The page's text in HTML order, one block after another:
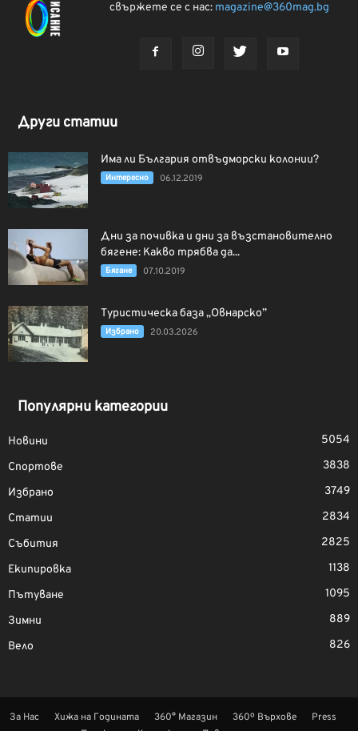
свържете се с нас: magazine@360mag.bg
Други статии
Има ли България отвъдморски колонии?
Интерeсно 06.12.2019
Дни за почивка и дни за възстановително
бягене: Какво трябва да...
Бягане 07.10.2019
Туристическа база „Овнарско”
Избрано 20.03.2026
Популярни категории
Новини
5054
Спортове
3838
Избрано
3749
Статии
2834
Събития
2825
Екипировка
1138
Пътуване
1095
Зимни
889
Вело
826
За Нас Хижа на Годината 360° Магазин 360º Върхове
Press